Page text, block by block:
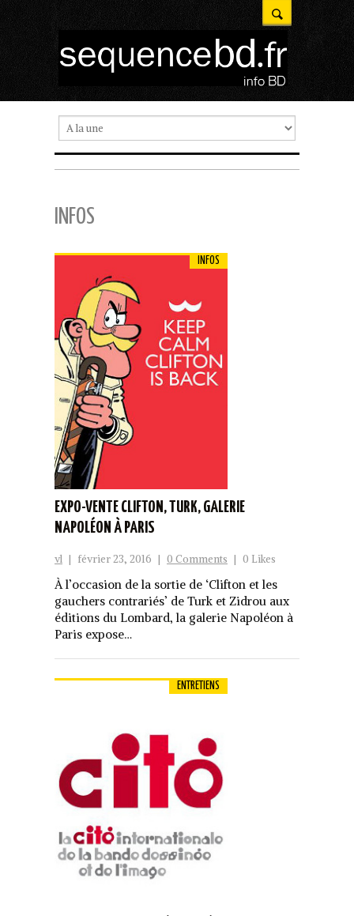
INFOS
INFOS
EXPO-VENTE CLIFTON, TURK, GALERIE
NAPOLÉON À PARIS
vl | février 23, 2016 | 0 Comments | 0 Likes
À l’occasion de la sortie de ‘Clifton et les
gauchers contrariés’ de Turk et Zidrou aux
éditions du Lombard, la galerie Napoléon à
Paris expose…
ENTRETIENS